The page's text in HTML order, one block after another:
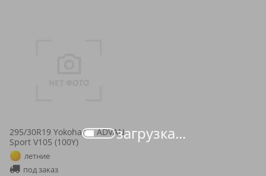
загрузка...
295/30R19 Yokohama ADVAN
Sport V105 (100Y)
летние
под заказ